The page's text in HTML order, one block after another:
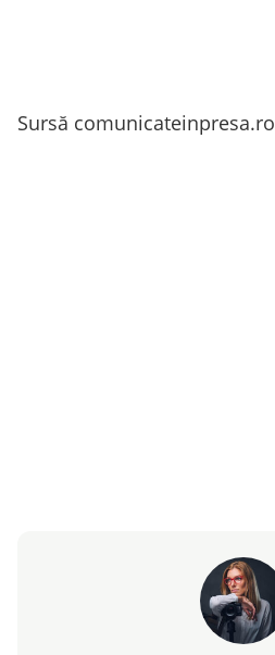
Sursă comunicateinpresa.ro